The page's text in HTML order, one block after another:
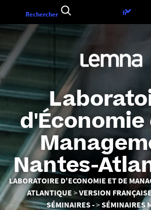
d'Économie
Nantes-
Vous
êtes
ici :
LABORATOIRE D'ECONOMIE ET DE
ATLANTIQUE
VERSION
SÉMINAIRES -
SÉMINAIRES
Rechercher
Choix
fr